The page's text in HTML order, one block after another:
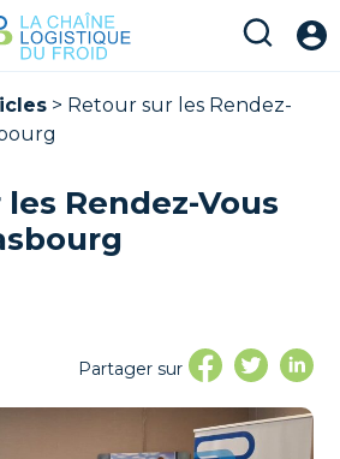
> Retour sur les Rendez-
Rendez-Vous
Partager sur